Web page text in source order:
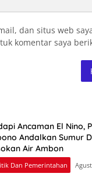
dan situs web
komentar saya
Ancaman El Nino,
Andalkan Sumur
Air Ambon
Dan Pemerintahan